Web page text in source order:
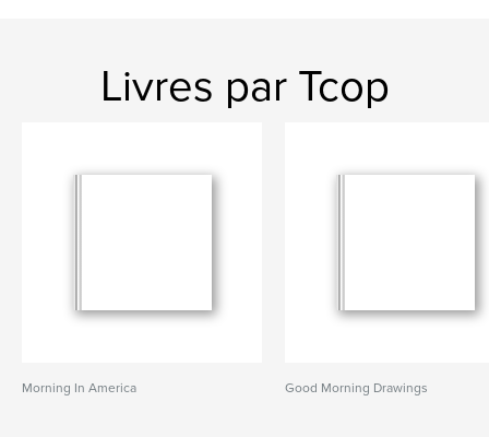
Livres par Tcop
Morning In America Good Morning Drawings